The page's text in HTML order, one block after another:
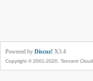
Powered by Discuz! X3.4
Copyright © 2001-2020, Tencent Cloud.